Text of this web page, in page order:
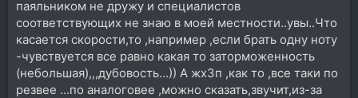
паяльником не дружу и специалистов
соответствующих не знаю в моей местности..увы..Что
касается скорости,то ,например ,если брать одну ноту
-чувствуется все равно какая то заторможенность
(небольшая),,,дубовость...)) А жх3п ,как то ,все таки по
резвее ...по аналоговее ,можно сказать,звучит,из-за